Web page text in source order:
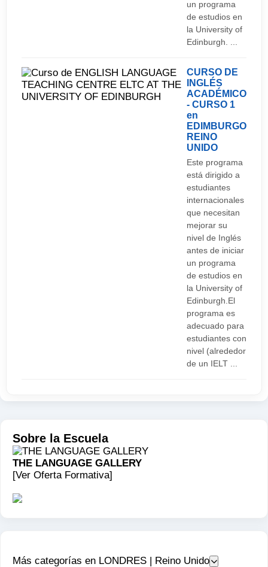
un programa
de estudios en
la University of
Edinburgh. ...
CURSO DE
INGLÉS
ACADÉMICO
- CURSO 1
en
EDIMBURGO
REINO
UNIDO
Este programa
está dirigido a
estudiantes
internacionales
que necesitan
mejorar su
nivel de Inglés
antes de iniciar
un programa
de estudios en
la University of
Edinburgh.El
programa es
adecuado para
estudiantes con
nivel (alrededor
de un IELT ...
Sobre la Escuela
THE LANGUAGE GALLERY
[Ver Oferta Formativa]
Más categorías en LONDRES | Reino Unido